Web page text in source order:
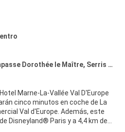
Dorothée le Maître, Serris 77700
Marne-La-Vallée Val D'Europe
cinco minutos en coche de La
d'Europe. Además, este
Disneyland® Paris y a 4,4 km de